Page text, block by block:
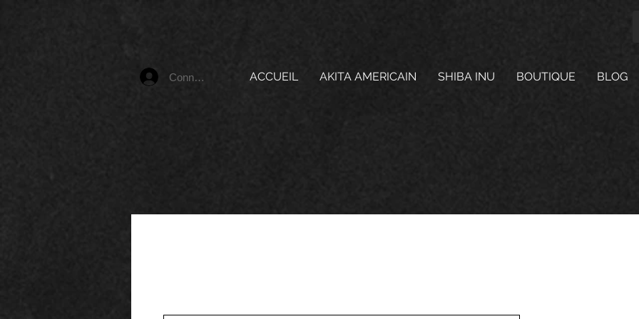
Connexion ACCUEIL AKITA AMERICAIN SHIBA INU BOUTIQUE BLOG